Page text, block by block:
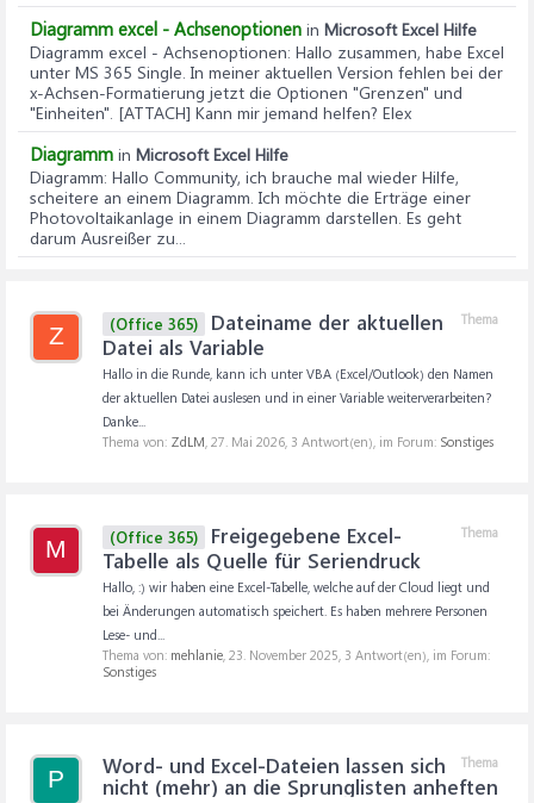
Diagramm excel - Achsenoptionen in Microsoft Excel Hilfe
Diagramm excel - Achsenoptionen: Hallo zusammen, habe Excel
unter MS 365 Single. In meiner aktuellen Version fehlen bei der
x-Achsen-Formatierung jetzt die Optionen "Grenzen" und
"Einheiten". [ATTACH] Kann mir jemand helfen? Elex
Diagramm in Microsoft Excel Hilfe
Diagramm: Hallo Community, ich brauche mal wieder Hilfe,
scheitere an einem Diagramm. Ich möchte die Erträge einer
Photovoltaikanlage in einem Diagramm darstellen. Es geht
darum Ausreißer zu...
Z
Thema
(Office 365)
Dateiname der aktuellen
Datei als Variable
Hallo in die Runde, kann ich unter VBA (Excel/Outlook) den Namen
der aktuellen Datei auslesen und in einer Variable weiterverarbeiten?
Danke...
Thema von: ZdLM, 27. Mai 2026, 3 Antwort(en), im Forum: Sonstiges
M
Thema
(Office 365)
Freigegebene Excel-
Tabelle als Quelle für Seriendruck
Hallo, :) wir haben eine Excel-Tabelle, welche auf der Cloud liegt und
bei Änderungen automatisch speichert. Es haben mehrere Personen
Lese- und...
Thema von: mehlanie, 23. November 2025, 3 Antwort(en), im Forum:
Sonstiges
P
Thema
Word- und Excel-Dateien lassen sich
nicht (mehr) an die Sprunglisten anheften